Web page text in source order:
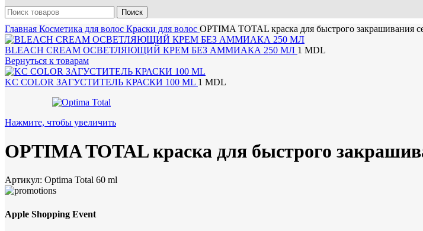
Поиск
Главная Косметика для волос Краски для волос OPTIMA TOTAL краска для быстрого закрашивания
BLEACH CREAM ОСВЕТЛЯЮЩИЙ КРЕМ БЕЗ АММИАКА 250 МЛ 1 MDL
Вернуться к товарам
KC COLOR ЗАГУСТИТЕЛЬ КРАСКИ 100 ML 1 MDL
Нажмите, чтобы увеличить
OPTIMA TOTAL краска для быстрого
Артикул: Optima Total 60 ml
Apple Shopping Event